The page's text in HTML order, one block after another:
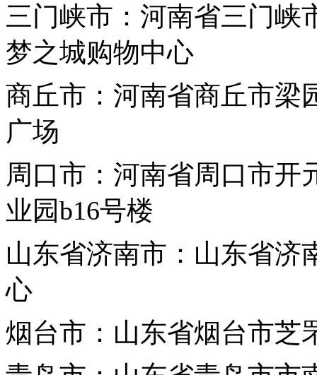
三门峡市：河南省三门峡
梦之城购物中心
商丘市：河南省商丘市梁
广场
周口市：河南省周口市开
业园b16号楼
山东省济南市：山东省济
心
烟台市：山东省烟台市芝